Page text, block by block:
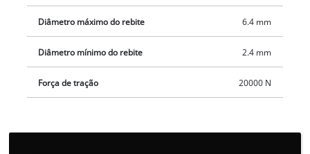
obra ou na oficina. A pistola de rebites a bateria TP-RG 18/30
Li BL - Solo é fornecida sem bateria e sem carregador.
Disponíveis separadamente, por ex. como conj. de iniciação.
Diâmetro máximo do rebite 6.4 mm
Diâmetro mínimo do rebite 2.4 mm
Força de tração 20000 N